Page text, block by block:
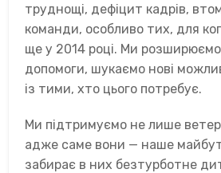
труднощі, дефіцит кадрів,
команди, особливо тих, для
ще у 2014 році. Ми
допомоги, шукаємо нові
із тими, хто цього потребує.
Ми підтримуємо не лише
адже саме вони — наше
забирає в них безтурботне